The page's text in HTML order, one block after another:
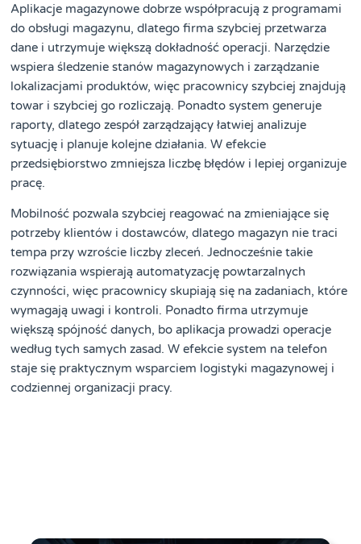
Aplikacje magazynowe dobrze współpracują z programami
do obsługi magazynu, dlatego firma szybciej przetwarza
dane i utrzymuje większą dokładność operacji. Narzędzie
wspiera śledzenie stanów magazynowych i zarządzanie
lokalizacjami produktów, więc pracownicy szybciej znajdują
towar i szybciej go rozliczają. Ponadto system generuje
raporty, dlatego zespół zarządzający łatwiej analizuje
sytuację i planuje kolejne działania. W efekcie
przedsiębiorstwo zmniejsza liczbę błędów i lepiej organizuje
pracę.
Mobilność pozwala szybciej reagować na zmieniające się
potrzeby klientów i dostawców, dlatego magazyn nie traci
tempa przy wzroście liczby zleceń. Jednocześnie takie
rozwiązania wspierają automatyzację powtarzalnych
czynności, więc pracownicy skupiają się na zadaniach, które
wymagają uwagi i kontroli. Ponadto firma utrzymuje
większą spójność danych, bo aplikacja prowadzi operacje
według tych samych zasad. W efekcie system na telefon
staje się praktycznym wsparciem logistyki magazynowej i
codziennej organizacji pracy.